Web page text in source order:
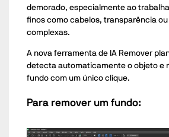
demorado, especialmente ao
finos como cabelos, transparência
complexas.
A nova ferramenta de IA Remover
detecta automaticamente o objeto e
fundo com um único clique.
Para remover um fundo: